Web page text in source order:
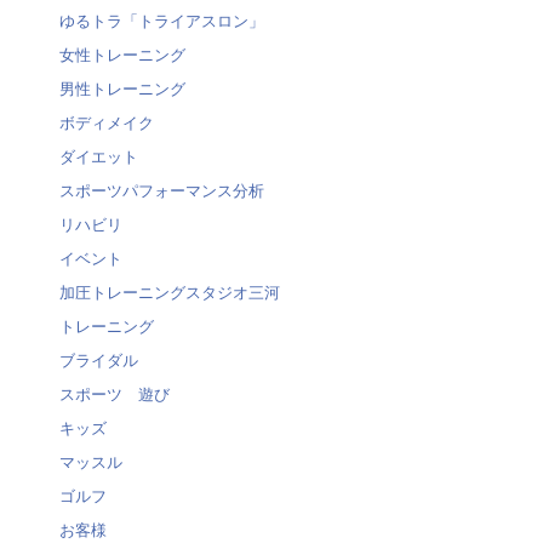
ゆるトラ「トライアスロン」
女性トレーニング
男性トレーニング
ボディメイク
ダイエット
スポーツパフォーマンス分析
リハビリ
イベント
加圧トレーニングスタジオ三河
トレーニング
ブライダル
スポーツ 遊び
キッズ
マッスル
ゴルフ
お客様